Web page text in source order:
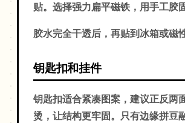
贴。选择强力扁平磁铁，用手工胶
胶水完全干透后，再贴到冰箱或磁
钥匙扣和挂件
钥匙扣适合紧凑图案，建议正反两
烫，让结构更牢固。只有边缘拼豆